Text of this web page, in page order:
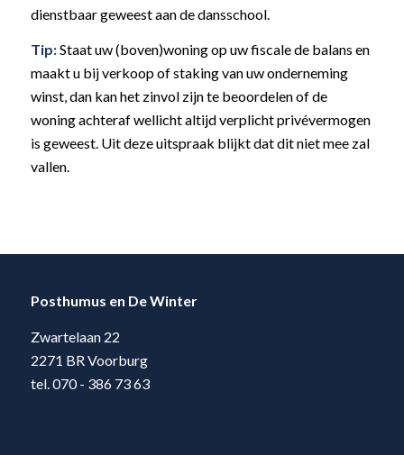
dienstbaar geweest aan de dansschool.
Tip:Staat uw (boven)woning op uw fiscale de balans en
maakt u bij verkoop of staking van uw onderneming
winst, dan kan het zinvol zijn te beoordelen of de
woning achteraf wellicht altijd verplicht privévermogen
is geweest. Uit deze uitspraak blijkt dat dit niet mee zal
vallen.
Posthumus en De Winter
Zwartelaan 22
2271 BR Voorburg
tel. 070 - 386 73 63